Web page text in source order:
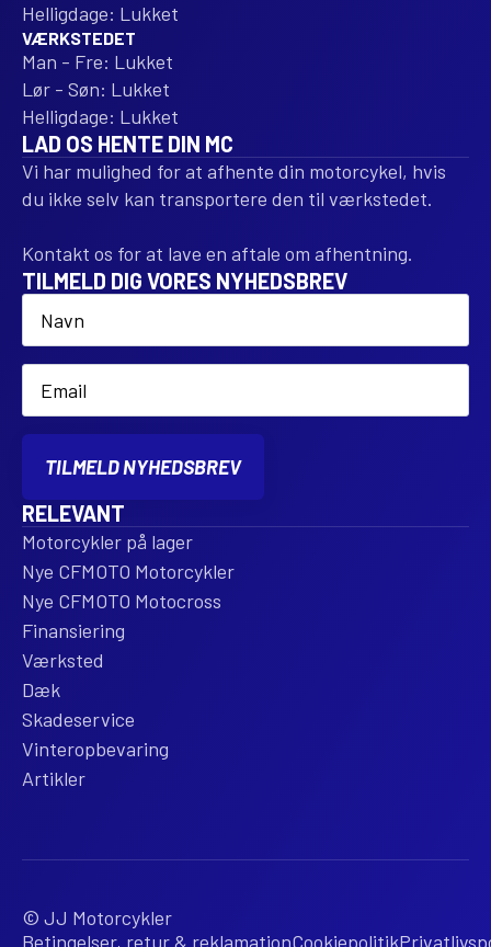
Helligdage: Lukket
VÆRKSTEDET
Man - Fre: Lukket
Lør - Søn: Lukket
Helligdage: Lukket
LAD OS HENTE DIN MC
Vi har mulighed for at afhente din motorcykel, hvis
du ikke selv kan transportere den til værkstedet.
Kontakt os for at lave en aftale om afhentning.
TILMELD DIG VORES NYHEDSBREV
Name
Email
TILMELD NYHEDSBREV
RELEVANT
Motorcykler på lager
Nye CFMOTO Motorcykler
Nye CFMOTO Motocross
Finansiering
Værksted
Dæk
Skadeservice
Vinteropbevaring
Artikler
© JJ Motorcykler
Betingelser, retur & reklamationCookiepolitik